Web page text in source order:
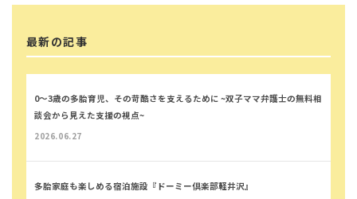
最新の記事
0～3歳の多胎育児、その苛酷さを支えるために ~双子ママ弁護士の無料相
談会から見えた支援の視点~
2026.06.27
多胎家庭も楽しめる宿泊施設『ドーミー倶楽部軽井沢』